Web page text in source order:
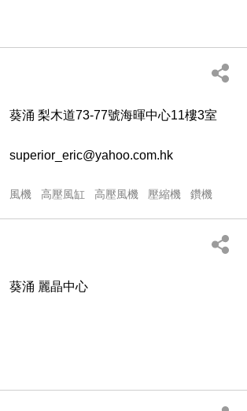
葵涌 梨木道73-77號海暉中心11樓3室
superior_eric@yahoo.com.hk
風機 高壓風缸 高壓風機 壓縮機 鑽機
葵涌 麗晶中心